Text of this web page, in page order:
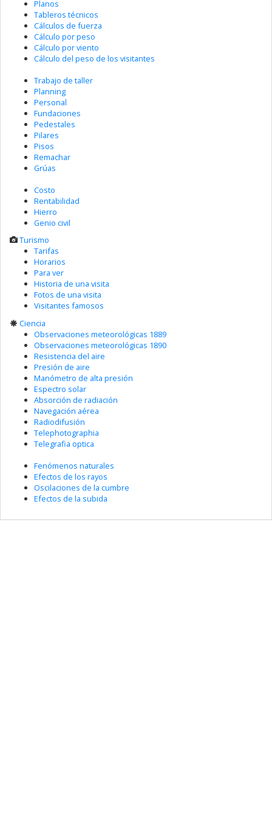
Planos
Tableros técnicos
Cálculos de fuerza
Cálculo por peso
Cálculo por viento
Cálculo del peso de los visitantes
Trabajo de taller
Planning
Personal
Fundaciones
Pedestales
Pilares
Pisos
Remachar
Grúas
Costo
Rentabilidad
Hierro
Genio civil
Turismo
Tarifas
Horarios
Para ver
Historia de una visita
Fotos de una visita
Visitantes famosos
Ciencia
Observaciones meteorológicas 1889
Observaciones meteorológicas 1890
Resistencia del aire
Presión de aire
Manómetro de alta presión
Espectro solar
Absorción de radiación
Navegación aérea
Radiodifusión
Telephotographia
Telegrafia optica
Fenómenos naturales
Efectos de los rayos
Oscilaciones de la cumbre
Efectos de la subida